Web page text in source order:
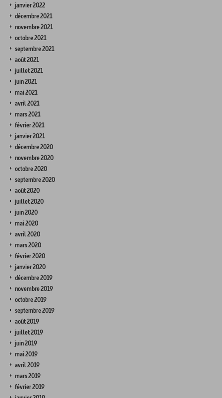
janvier 2022
décembre 2021
novembre 2021
octobre 2021
septembre 2021
août 2021
juillet 2021
juin 2021
mai 2021
avril 2021
mars 2021
février 2021
janvier 2021
décembre 2020
novembre 2020
octobre 2020
septembre 2020
août 2020
juillet 2020
juin 2020
mai 2020
avril 2020
mars 2020
février 2020
janvier 2020
décembre 2019
novembre 2019
octobre 2019
septembre 2019
août 2019
juillet 2019
juin 2019
mai 2019
avril 2019
mars 2019
février 2019